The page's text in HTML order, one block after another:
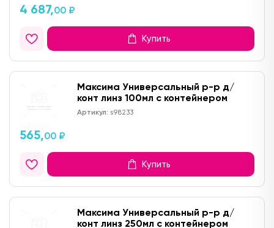
4 687,00 ₽
Купить
Максима Универсальный р-р д/
конт линз 100мл с контейнером
Артикул: s98233
565,00 ₽
Купить
Максима Универсальный р-р д/
конт линз 250мл с контейнером